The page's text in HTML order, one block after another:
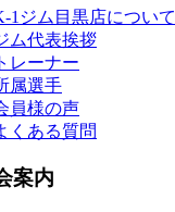
1ジム目黒店について
ム代表挨拶
トレーナー
属選手
員様の声
くある質問
案内